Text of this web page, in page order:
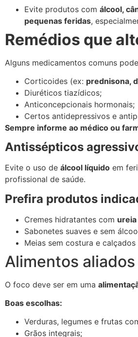
Evite produtos com álcool,
pequenas feridas,
Remédios que
Alguns medicamentos comuns
Corticoides (ex: prednisona,
Diuréticos tiazídicos;
Anticoncepcionais hormonais;
Certos antidepressivos e
Sempre informe ao médico ou
Antissépticos
Evite o uso de álcool líquido em
profissional de saúde.
Prefira produtos
Cremes hidratantes com ureia
Sabonetes suaves e sem
Meias sem costura e
Alimentos
O foco deve ser em uma
Boas escolhas:
Verduras, legumes e frutas
Grãos integrais;